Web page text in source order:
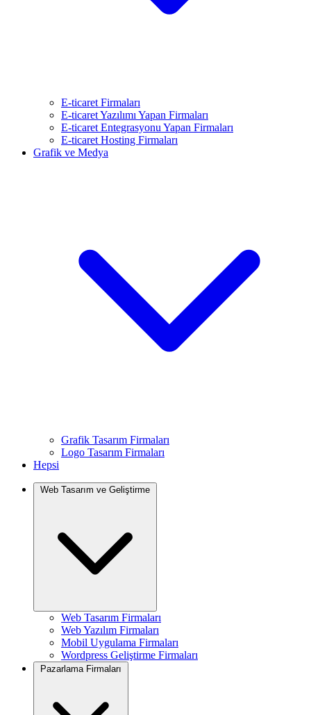
E-ticaret Firmaları
E-ticaret Yazılımı Yapan Firmaları
E-ticaret Entegrasyonu Yapan Firmaları
E-ticaret Hosting Firmaları
Grafik ve Medya
Grafik Tasarım Firmaları
Logo Tasarım Firmaları
Hepsi
Web Tasarım ve Geliştirme
Web Tasarım Firmaları
Web Yazılım Firmaları
Mobil Uygulama Firmaları
Wordpress Geliştirme Firmaları
Pazarlama Firmaları